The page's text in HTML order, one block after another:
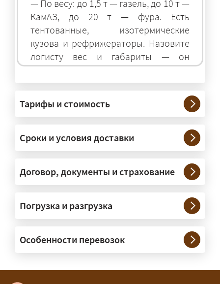
— По весу: до 1,5 т — газель, до 10 т —
КамАЗ, до 20 т — фура. Есть
тентованные, изотермические
кузова и рефрижераторы. Назовите
логисту вес и габариты — он
подберёт оптимальный транспорт.
— Штатно — от 100 кг до 20 тонн.
Мелкие партии едут догрузом,
крупные — отдельной машиной.
Тяжеловесы 30–90 т организуем
через проверенных партнёров.
России?
межгородних перевозках по всей
России (от 100 км). Груз едет от
адреса до адреса на одной машине,
Тарифы и стоимость
Сроки и условия доставки
Договор, документы и страхование
Погрузка и разгрузка
Особенности перевозок